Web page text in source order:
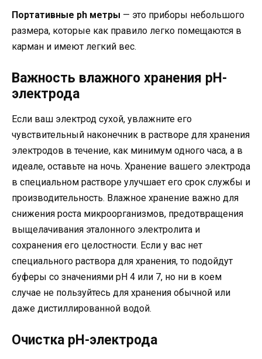
Портативные ph метры — это приборы небольшого
размера, которые как правило легко помещаются в
карман и имеют легкий вес.
Важность влажного хранения pH-
электрода
Если ваш электрод сухой, увлажните его
чувствительный наконечник в растворе для хранения
электродов в течение, как минимум одного часа, а в
идеале, оставьте на ночь. Хранение вашего электрода
в специальном растворе улучшает его срок службы и
производительность. Влажное хранение важно для
снижения роста микроорганизмов, предотвращения
выщелачивания эталонного электролита и
сохранения его целостности. Если у вас нет
специального раствора для хранения, то подойдут
буферы со значениями pH 4 или 7, но ни в коем
случае не пользуйтесь для хранения обычной или
даже дистиллированной водой.
Очистка pH-электрода